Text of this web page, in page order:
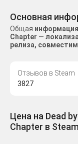
Основная
Общая
Chapter —
релиза,
Отзывов в Steam
3827
Цена на Dead
Chapter в Steam